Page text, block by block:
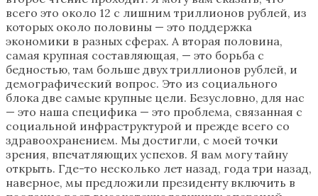
всего это около 12 с лишним триллионов рублей, из
которых около половины — это поддержка
экономики в разных сферах. А вторая половина,
самая крупная составляющая, — это борьба с
бедностью, там больше двух триллионов рублей, и
демографический вопрос. Это из социального
блока две самые крупные цели. Безусловно, для нас
— это наша специфика — это проблема, связанная с
социальной инфраструктурой и прежде всего со
здравоохранением. Мы достигли, с моей точки
зрения, впечатляющих успехов. Я вам могу тайну
открыть. Где-то несколько лет назад, года три назад,
наверное, мы предложили президенту включить в